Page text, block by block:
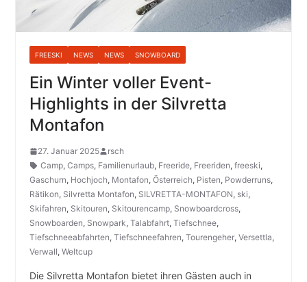
FREESKI NEWS NEWS SNOWBOARD
Ein Winter voller Event-
Highlights in der Silvretta
Montafon
27. Januar 2025
rsch
Camp, Camps, Familienurlaub, Freeride, Freeriden, freeski,
Gaschurn, Hochjoch, Montafon, Österreich, Pisten, Powderruns,
Rätikon, Silvretta Montafon, SILVRETTA-MONTAFON, ski,
Skifahren, Skitouren, Skitourencamp, Snowboardcross,
Snowboarden, Snowpark, Talabfahrt, Tiefschnee,
Tiefschneeabfahrten, Tiefschneefahren, Tourengeher, Versettla,
Verwall, Weltcup
Die Silvretta Montafon bietet ihren Gästen auch in